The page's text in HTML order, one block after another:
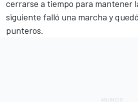
cerrarse a tiempo para mantener
siguiente falló una marcha y
punteros.